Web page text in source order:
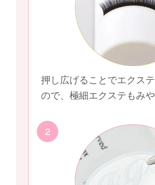
押し広げることでエクス
ので、極細エクステもみや
2